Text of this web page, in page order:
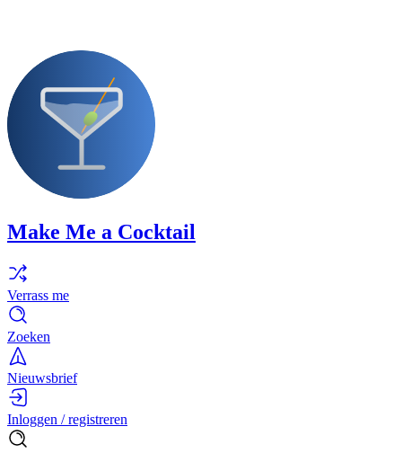
Make Me a Cocktail
Verrass me
Zoeken
Nieuwsbrief
Inloggen / registreren